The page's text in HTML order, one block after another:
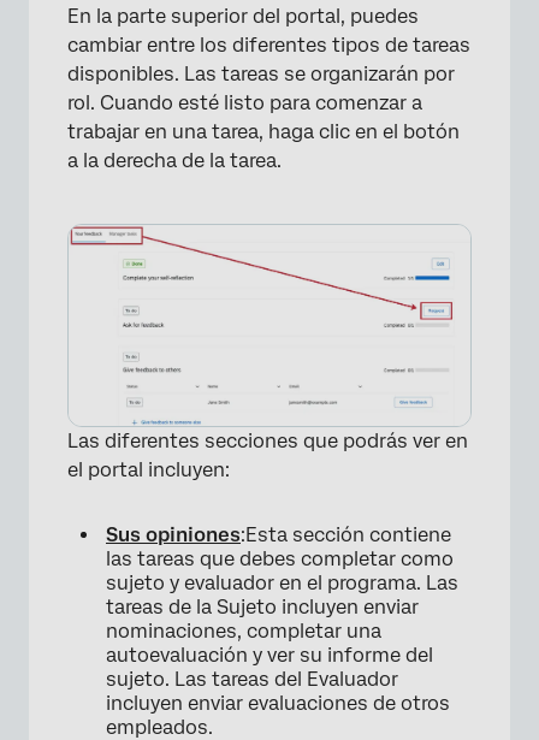
En la parte superior del portal, puedes
cambiar entre los diferentes tipos de tareas
disponibles. Las tareas se organizarán por
rol. Cuando esté listo para comenzar a
trabajar en una tarea, haga clic en el botón
a la derecha de la tarea.
Las diferentes secciones que podrás ver en
el portal incluyen:
Sus opiniones:Esta sección contiene
las tareas que debes completar como
sujeto y evaluador en el programa. Las
tareas de la Sujeto incluyen enviar
nominaciones, completar una
autoevaluación y ver su informe del
sujeto. Las tareas del Evaluador
incluyen enviar evaluaciones de otros
empleados.